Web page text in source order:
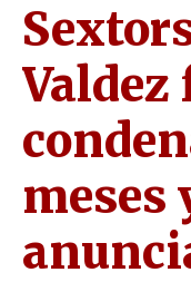
Valdez
meses